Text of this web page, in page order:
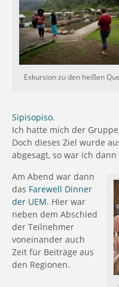
Exkursion zu den heißen
Sipisopiso.
Ich hatte mich der
Doch dieses Ziel wurde
abgesagt, so war ich
Am Abend war dann
das Farewell Dinner
der UEM. Hier war
neben dem Abschied
der Teilnehmer
voneinander auch
Zeit für Beiträge aus
den Regionen.